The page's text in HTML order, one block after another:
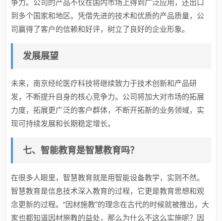
争力。公司的产品不仅在国内市场上得到广泛应用，还出口
到多个国家和地区。凭借先进的技术和优质的产品质量，公
司赢得了客户的信赖和好评，树立了良好的企业形象。
发展展望
未来，南京经纶医疗科技将继续致力于技术创新和产品研
发，不断提升自身的核心竞争力。公司将加大对市场的拓展
力度，拓展更广泛的客户群体，不断开拓新的业务领域，实
现可持续发展和长期稳定增长。
七、智能教育是智慧教育吗？
在很多人眼里，智慧教育就是用智能设备教学，实则不然。
智慧教育是信息技术深入教育的过程，它更是教育思想和观
念更新的过程。“因材施教”的理念在古代的时候就被推出，大
家也都知道因材施教的益处，那么为什么不这么实施呢？因